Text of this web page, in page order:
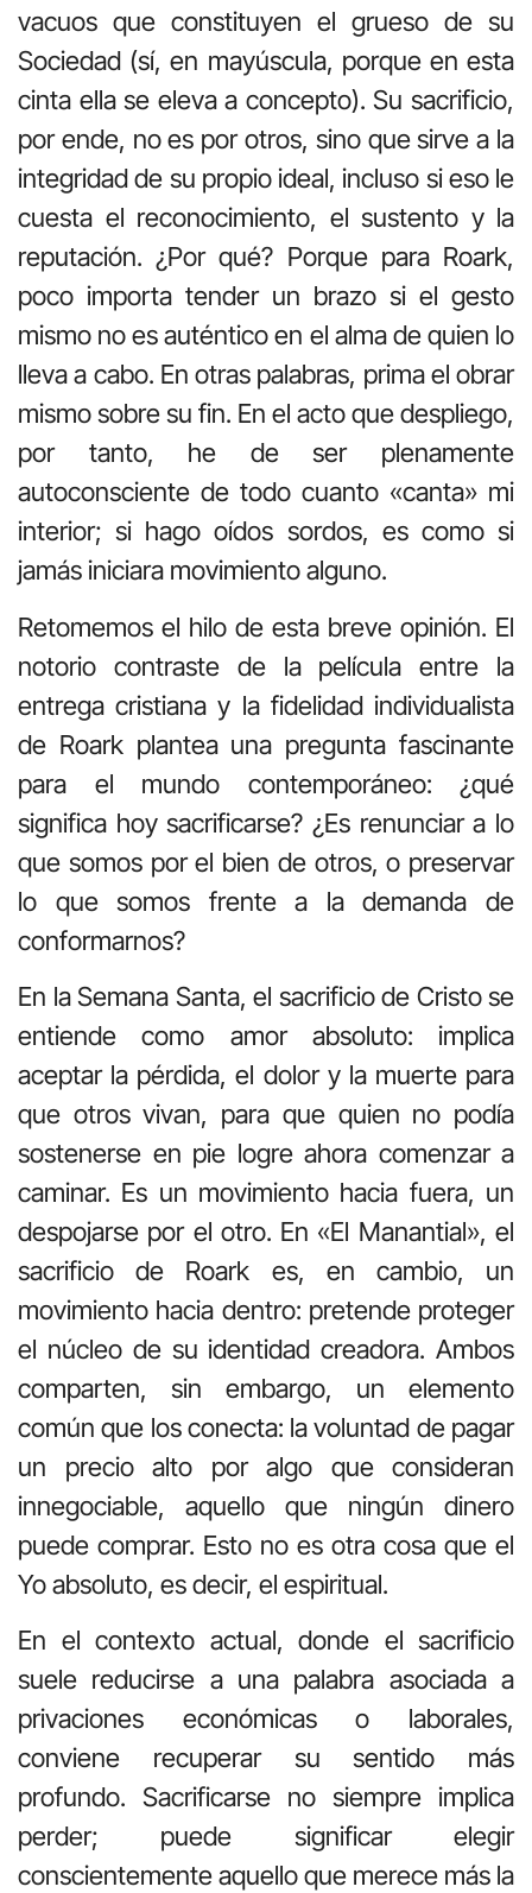
vacuos que constituyen el grueso de su
Sociedad (sí, en mayúscula, porque en esta
cinta ella se eleva a concepto). Su sacrificio,
por ende, no es por otros, sino que sirve a la
integridad de su propio ideal, incluso si eso le
cuesta el reconocimiento, el sustento y la
reputación.¿Por qué? Porque para Roark,
poco importa tender un brazo si el gesto
mismo no es auténtico en el alma de quien lo
lleva a cabo. En otras palabras, prima el obrar
mismo sobre su fin. En el acto que despliego,
por tanto, he de ser plenamente
autoconsciente de todo cuanto «canta» mi
interior; si hago oídos sordos, es como si
jamás iniciara movimiento alguno.
Retomemos el hilo de esta breve opinión. El
notorio contraste de la película entre la
entrega cristiana y la fidelidad individualista
de Roark plantea una pregunta fascinante
para el mundo contemporáneo: ¿qué
significa hoy sacrificarse? ¿Es renunciar a lo
que somos por el bien de otros, o preservar
lo que somos frente a la demanda de
conformarnos?
En la Semana Santa, el sacrificio de Cristo se
entiende como amor absoluto: implica
aceptar la pérdida, el dolor y la muerte para
que otros vivan, para que quien no podía
sostenerse en pie logre ahora comenzar a
caminar. Es un movimiento hacia fuera, un
despojarse por el otro. En «El Manantial», el
sacrificio de Roark es, en cambio, un
movimiento hacia dentro: pretende proteger
el núcleo de su identidad creadora. Ambos
comparten, sin embargo, un elemento
común que los conecta: la voluntad de pagar
un precio alto por algo que consideran
innegociable, aquello que ningún dinero
puede comprar. Esto no es otra cosa que el
Yo absoluto, es decir, el espiritual.
En el contexto actual, donde el sacrificio
suele reducirse a una palabra asociada a
privaciones económicas o laborales,
conviene recuperar su sentido más
profundo. Sacrificarse no siempre implica
perder; puede significar elegir
conscientemente aquello que merece más la